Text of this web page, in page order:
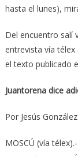
hasta el lunes),
Del encuentro salí
entrevista vía
el texto publicado
Juantorena dice
Por Jesús
MOSCÚ (vía